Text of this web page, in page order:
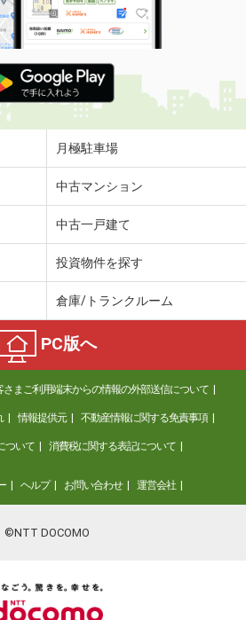
月極駐車場
中古マンション
中古一戸建て
投資物件を探す
倉庫/トランクルーム
PC版へ
さまご利用端末からの情報の外部送信について
情報提供元 不動産情報に関する免責事項
ついて 消費税に関する表記について
ヘルプ お問い合わせ 運営会社
©NTT DOCOMO